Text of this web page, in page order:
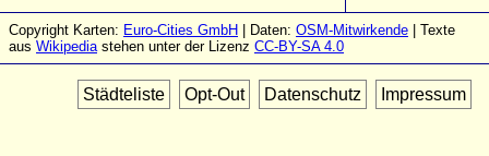
Copyright Karten: Euro-Cities GmbH | Daten: OSM-Mitwirkende | Texte
aus Wikipediastehen unter der Lizenz CC-BY-SA 4.0
Städteliste Opt-Out Datenschutz Impressum